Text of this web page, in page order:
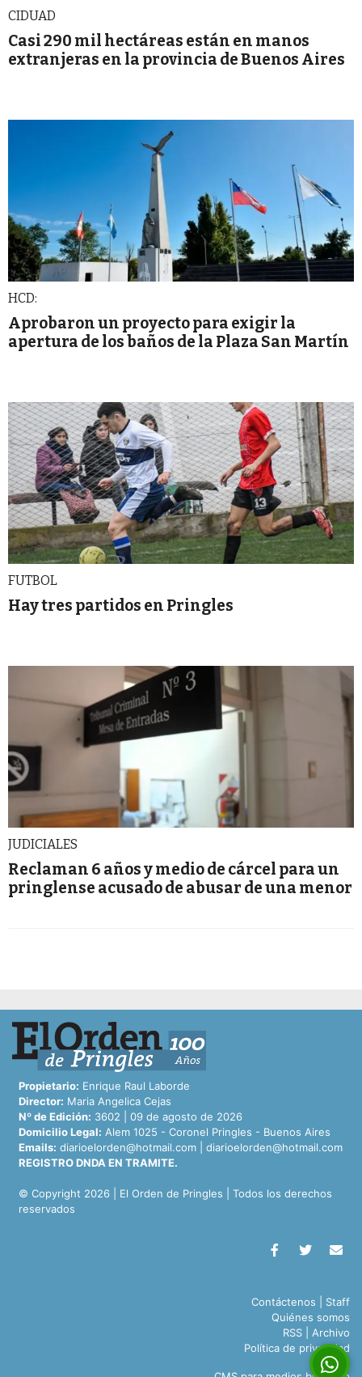
CIDUAD
Casi 290 mil hectáreas están en manos
extranjeras en la provincia de Buenos Aires
HCD:
Aprobaron un proyecto para exigir la
apertura de los baños de la Plaza San Martín
FUTBOL
Hay tres partidos en Pringles
JUDICIALES
Reclaman 6 años y medio de cárcel para un
pringlense acusado de abusar de una menor
Propietario: Enrique Raul Laborde
Director: Maria Angelica Cejas
Nº de Edición: 3602 | 09 de agosto de 2026
Domicilio Legal: Alem 1025 - Coronel Pringles - Buenos Aires
Emails: diarioelorden@hotmail.com
diarioelorden@hotmail.com
REGISTRO DNDA EN TRAMITE.
© Copyright 2026 | El Orden de Pringles | Todos los derechos
reservados
Contáctenos
Staff
Quiénes somos
RSS
Archivo
Política de privacidad